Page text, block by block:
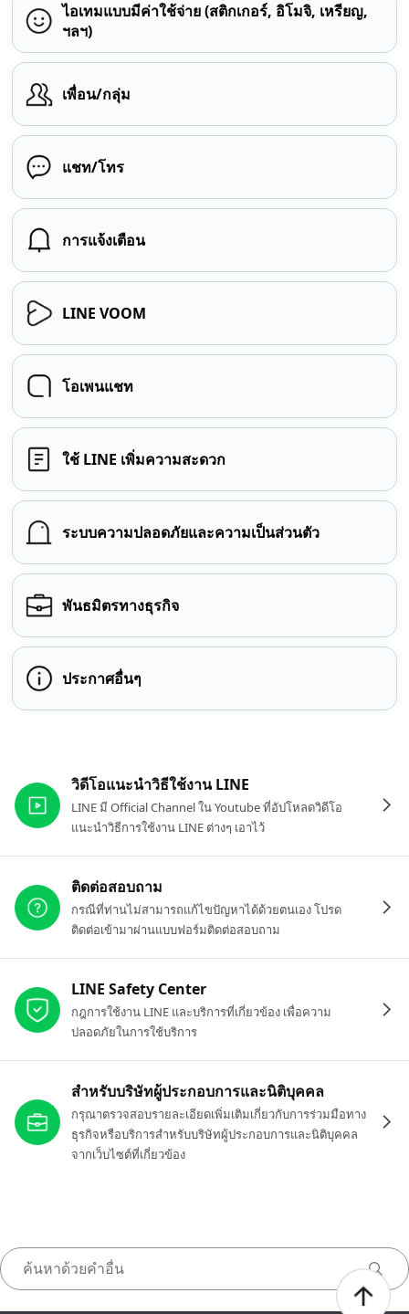
ไอเทมแบบมีค่าใช้จ่าย (สติกเกอร์, อิโมจิ, เหรียญ,
ฯลฯ)
เพื่อน/กลุ่ม
แชท/โทร
การแจ้งเตือน
LINE VOOM
โอเพนแชท
ใช้ LINE เพิ่มความสะดวก
ระบบความปลอดภัยและความเป็นส่วนตัว
พันธมิตรทางธุรกิจ
ประกาศอื่นๆ
วิดีโอแนะนำวิธีใช้งาน LINE
LINE มี Official Channel ใน Youtube ที่อัปโหลดวิดีโอ
แนะนำวิธีการใช้งาน LINE ต่างๆ เอาไว้
ติดต่อสอบถาม
กรณีที่ท่านไม่สามารถแก้ไขปัญหาได้ด้วยตนเอง โปรด
ติดต่อเข้ามาผ่านแบบฟอร์มติดต่อสอบถาม
LINE Safety Center
กฎการใช้งาน LINE และบริการที่เกี่ยวข้อง เพื่อความ
ปลอดภัยในการใช้บริการ
สำหรับบริษัทผู้ประกอบการและนิติบุคคล
กรุณาตรวจสอบรายละเอียดเพิ่มเติมเกี่ยวกับการร่วมมือทาง
ธุรกิจหรือบริการสำหรับบริษัทผู้ประกอบการและนิติบุคคล
จากเว็บไซต์ที่เกี่ยวข้อง